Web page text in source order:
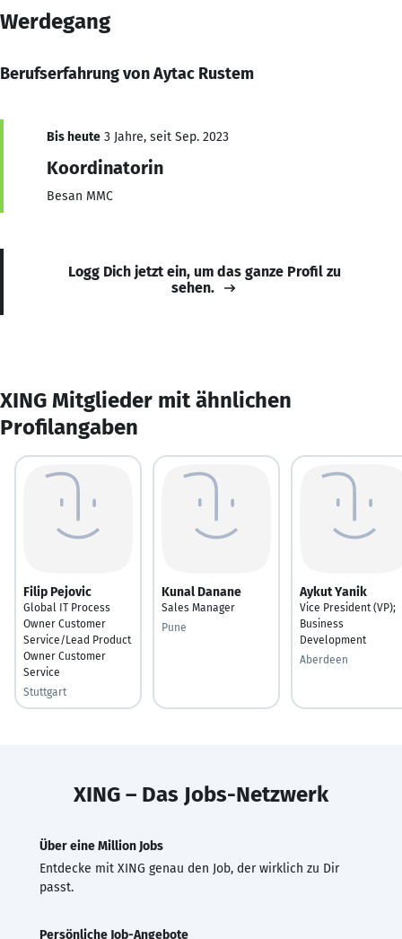
Werdegang
Berufserfahrung von Aytac Rustem
Bis heute 3 Jahre, seit Sep. 2023
Koordinatorin
Besan MMC
Logg Dich jetzt ein, um das ganze Profil zu
sehen.
XING Mitglieder mit ähnlichen
Profilangaben
Filip Pejovic
Global IT Process
Owner Customer
Service/Lead Product
Owner Customer
Service
Stuttgart
Kunal Danane
Sales Manager
Pune
Aykut Yanik
Vice President (VP);
Business
Development
Aberdeen
XING – Das Jobs-Netzwerk
Über eine Million Jobs
Entdecke mit XING genau den Job, der wirklich zu Dir
passt.
Persönliche Job-Angebote